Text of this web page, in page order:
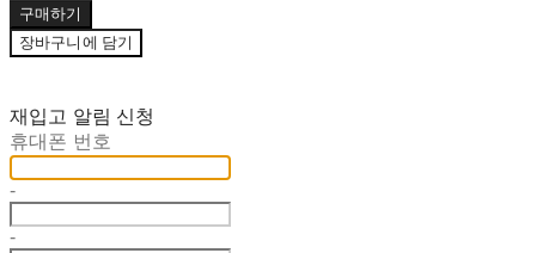
구매하기
장바구니에 담기
재입고 알림 신청
휴대폰 번호
-
-